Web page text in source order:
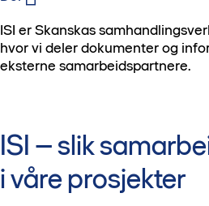
ISI er Skanskas
hvor vi deler dokumenter og
eksterne samarbeidspartnere.
ISI – slik
i våre prosjekter